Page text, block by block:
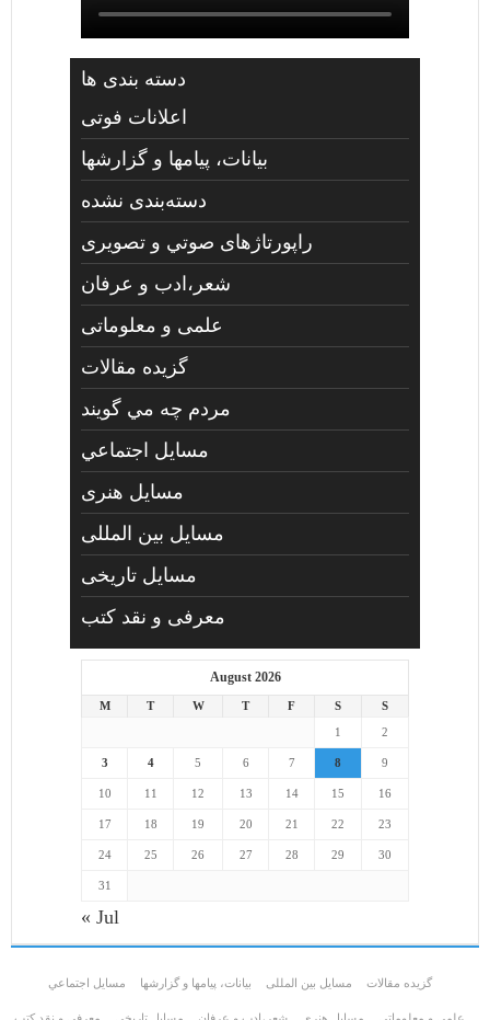
دسته بندی ها
اعلانات فوتی
بیانات، پیامها و گزارشها
دسته‌بندی نشده
راپورتاژهای صوتي و تصويری
شعر،ادب و عرفان
علمی و معلوماتی
گزیده مقالات
مردم چه مي گويند
مسايل اجتماعي
مسايل هنری
مسایل بین المللی
مسایل تاریخی
معرفی و نقد کتب
August 2026
M T W T F S
S
1
2
3 4 5 6 7 8 9
10 11 12 13 14 15 16
17 18 19 20 21 22 23
24 25 26 27 28 29 30
31
« Jul
گزیده مقالات مسایل بین المللی بیانات، پیامها و گزارشها مسايل اجتماعي
علمی و معلوماتی مسايل هنری شعر،ادب و عرفان مسایل تاریخی معرفی و نقد کتب